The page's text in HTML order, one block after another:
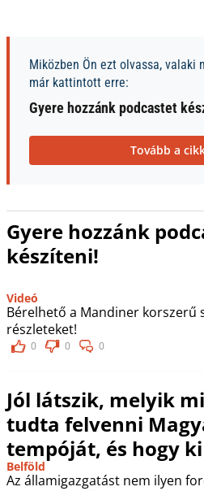
Miközben Ön ezt olvassa, valaki
már kattintott erre:
Gyere hozzánk podcastet
Tovább a
Gyere hozzánk
készíteni!
Videó
Bérelhető a Mandiner korszerű
részleteket!
0 0 0
Jól látszik, melyik
tudta felvenni
tempóját, és hogy
Belföld
Az államigazgatást nem ilyen